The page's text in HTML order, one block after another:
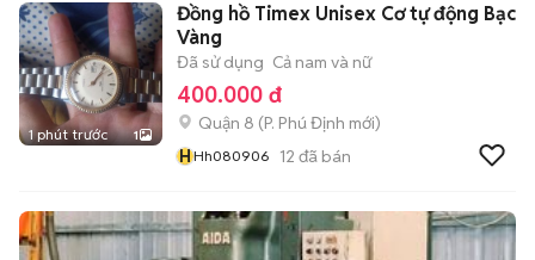
1 phút trước 1
Đồng hồ Timex Unisex Cơ tự động Bạc
Vàng
Đã sử dụng Cả nam và nữ
400.000 đ
Quận 8 (P. Phú Định mới)
HHh080906 12 đã bán